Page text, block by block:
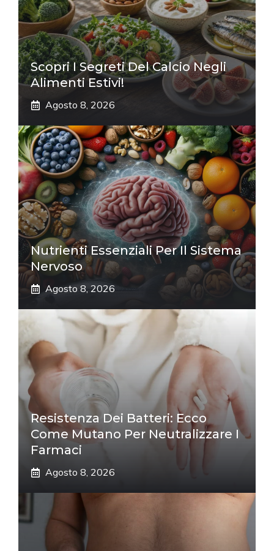
Scopri I Segreti Del Calcio Negli
Alimenti Estivi!
Agosto 8, 2026
Nutrienti Essenziali Per Il Sistema
Nervoso
Agosto 8, 2026
Resistenza Dei Batteri: Ecco
Come Mutano Per Neutralizzare I
Farmaci
Agosto 8, 2026